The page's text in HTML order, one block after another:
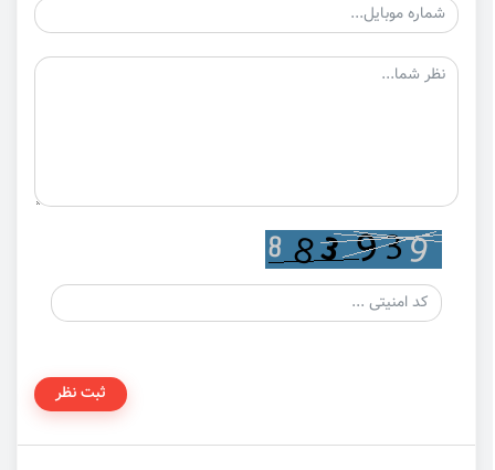
ثبت نظر